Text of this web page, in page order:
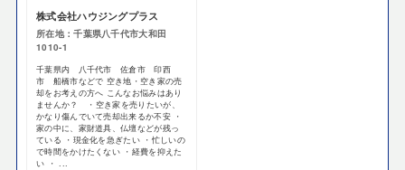
株式会社ハウジングプラス
所在地：千葉県八千代市大和田
1010-1
千葉県内 八千代市 佐倉市 印西
市 船橋市などで 空き地・空き家の売
却をお考えの方へ こんなお悩みはあり
ませんか？ ・空き家を売りたいが、
かなり傷んでいて売却出来るか不安 ・
家の中に、家財道具、仏壇などが残っ
ている ・現金化を急ぎたい ・忙しいの
で時間をかけたくない ・経費を抑えた
い ・ ...